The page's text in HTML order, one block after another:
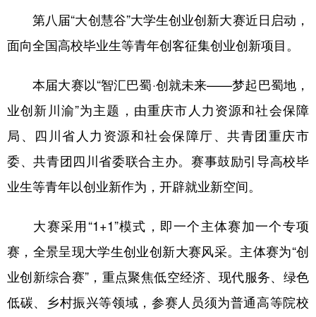
第八届“大创慧谷”大学生创业创新大赛近日启动，
面向全国高校毕业生等青年创客征集创业创新项目。
本届大赛以“智汇巴蜀·创就未来——梦起巴蜀地，
业创新川渝”为主题，由重庆市人力资源和社会保障
局、四川省人力资源和社会保障厅、共青团重庆市
委、共青团四川省委联合主办。赛事鼓励引导高校毕
业生等青年以创业新作为，开辟就业新空间。
大赛采用“1+1”模式，即一个主体赛加一个专项
赛，全景呈现大学生创业创新大赛风采。主体赛为“创
业创新综合赛”，重点聚焦低空经济、现代服务、绿色
低碳、乡村振兴等领域，参赛人员须为普通高等院校